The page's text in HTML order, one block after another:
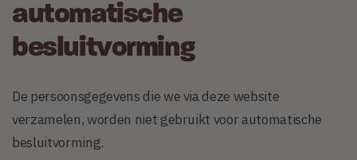
automatische
besluitvorming
De persoonsgegevens die we via deze website
verzamelen, worden niet gebruikt voor automatische
besluitvorming.